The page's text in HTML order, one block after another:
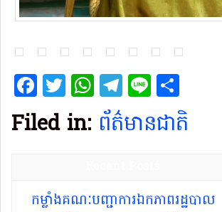
Facebook
Twitter
WhatsApp
Telegram
Line
Filed in: ព័ត៌មានជាតិ
កម្លាំងគណៈបញ្ជាការឯកភាពរដ្ឋបាល